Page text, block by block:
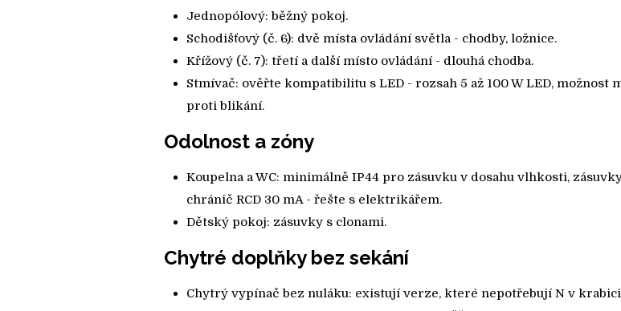
Jednopólový: běžný pokoj.
Schodišťový (č. 6): dvě místa ovládání světla - chodby, ložnice.
Křížový (č. 7): třetí a další místo ovládání - dlouhá chodba.
Stmívač: ověřte kompatibilitu s LED - rozsah 5 až 100 W LED, možnost
proti blikání.
Odolnost a zóny
Koupelna a WC: minimálně IP44 pro zásuvku v dosahu vlhkosti,
chránič RCD 30 mA - řešte s elektrikářem.
Dětský pokoj: zásuvky s clonami.
Chytré doplňky bez sekání
Chytrý vypínač bez nuláku: existují verze, které nepotřebují N v